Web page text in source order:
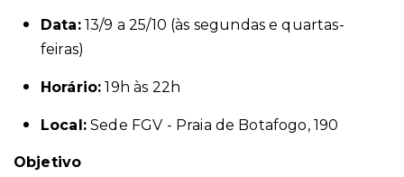
Data:13/9 a 25/10 (às segundas e quartas-
feiras)
Horário: 19h às 22h
Local:Sede FGV - Praia de Botafogo, 190
Objetivo